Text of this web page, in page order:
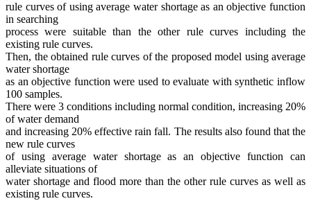
rule curves of using average water shortage as an objective function
in searching
process were suitable than the other rule curves including the
existing rule curves.
Then, the obtained rule curves of the proposed model using average
water shortage
as an objective function were used to evaluate with synthetic inflow
100 samples.
There were 3 conditions including normal condition, increasing 20%
of water demand
and increasing 20% effective rain fall. The results also found that the
new rule curves
of using average water shortage as an objective function can
alleviate situations of
water shortage and flood more than the other rule curves as well as
existing rule curves.